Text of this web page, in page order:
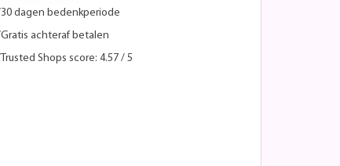
30 dagen bedenkperiode
Gratis achteraf betalen
Trusted Shops score: 4.57 / 5